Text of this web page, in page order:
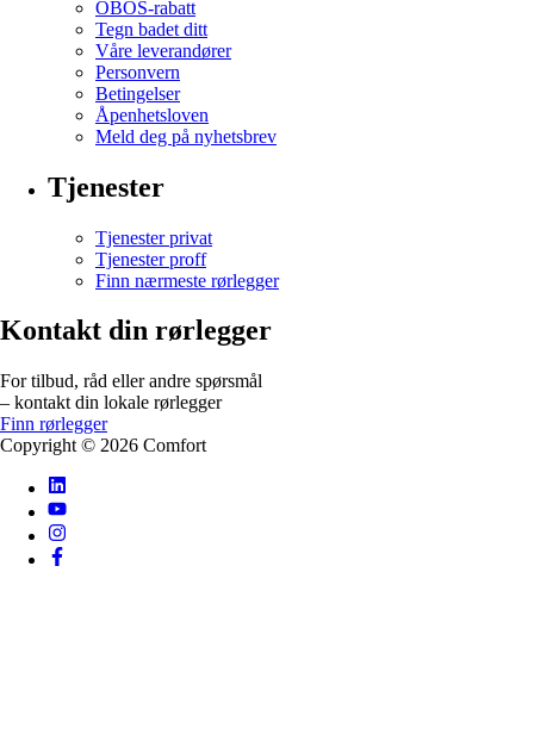
OBOS-rabatt
Tegn badet ditt
Våre leverandører
Personvern
Betingelser
Åpenhetsloven
Meld deg på nyhetsbrev
Tjenester
Tjenester privat
Tjenester proff
Finn nærmeste rørlegger
Kontakt din rørlegger
For tilbud, råd eller andre spørsmål
– kontakt din lokale rørlegger
Finn rørlegger
Copyright © 2026 Comfort